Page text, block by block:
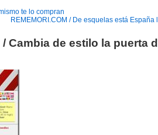
te lo compran
REMEMORI.COM / De esquelas está España
/ Cambia de estilo la puerta